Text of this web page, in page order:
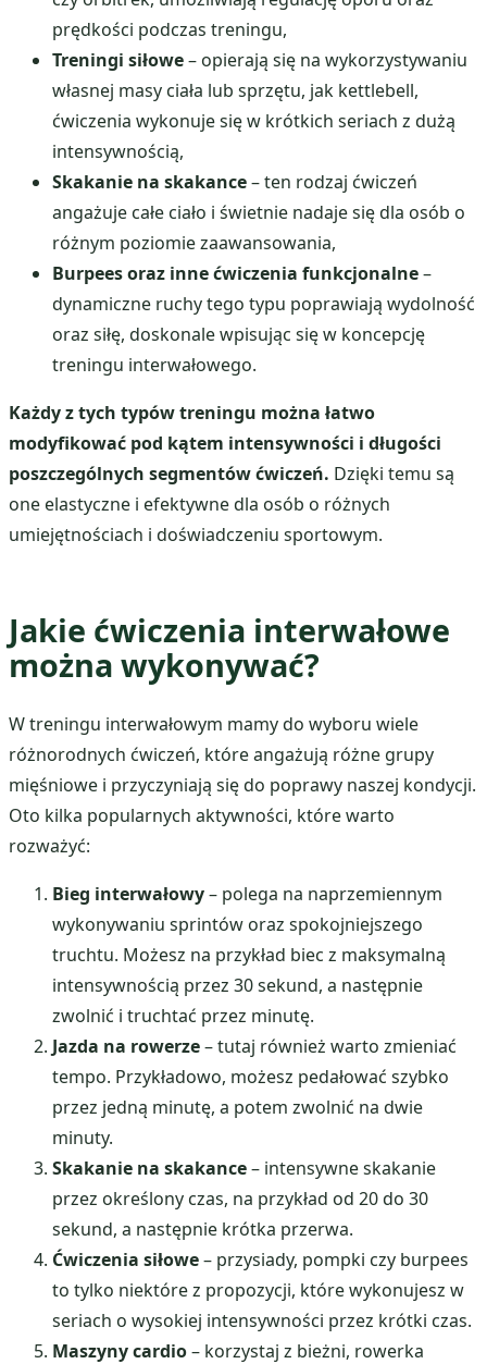
prędkości podczas treningu,
Treningi siłowe– opierają się na wykorzystywaniu
własnej masy ciała lub sprzętu, jak kettlebell,
ćwiczenia wykonuje się w krótkich seriach z dużą
intensywnością,
Skakanie na skakance– ten rodzaj ćwiczeń
angażuje całe ciało i świetnie nadaje się dla osób o
różnym poziomie zaawansowania,
Burpees oraz inne ćwiczenia funkcjonalne–
dynamiczne ruchy tego typu poprawiają wydolność
oraz siłę, doskonale wpisując się w koncepcję
treningu interwałowego.
Każdy z tych typów treningu można łatwo
modyfikować pod kątem intensywności i długości
poszczególnych segmentów ćwiczeń. Dzięki temu są
one elastyczne i efektywne dla osób o różnych
umiejętnościach i doświadczeniu sportowym.
Jakie ćwiczenia interwałowe
można wykonywać?
W treningu interwałowym mamy do wyboru wiele
różnorodnych ćwiczeń, które angażują różne grupy
mięśniowe i przyczyniają się do poprawy naszej kondycji.
Oto kilka popularnych aktywności, które warto
rozważyć:
Bieg interwałowy– polega na naprzemiennym
wykonywaniu sprintów oraz spokojniejszego
truchtu. Możesz na przykład biec z maksymalną
intensywnością przez 30 sekund, a następnie
zwolnić i truchtać przez minutę.
Jazda na rowerze– tutaj również warto zmieniać
tempo. Przykładowo, możesz pedałować szybko
przez jedną minutę, a potem zwolnić na dwie
minuty.
Skakanie na skakance– intensywne skakanie
przez określony czas, na przykład od 20 do 30
sekund, a następnie krótka przerwa.
Ćwiczenia siłowe– przysiady, pompki czy burpees
to tylko niektóre z propozycji, które wykonujesz w
seriach o wysokiej intensywności przez krótki czas.
Maszyny cardio– korzystaj z bieżni, rowerka